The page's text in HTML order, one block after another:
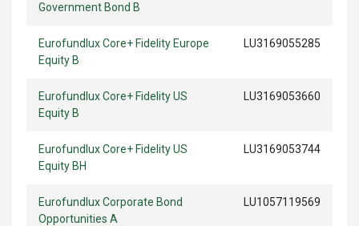
Government Bond B
Eurofundlux Core+ Fidelity Europe
Equity B
LU3169055285
Eurofundlux Core+ Fidelity US
Equity B
LU3169053660
Eurofundlux Core+ Fidelity US
Equity BH
LU3169053744
Eurofundlux Corporate Bond
Opportunities A
LU1057119569